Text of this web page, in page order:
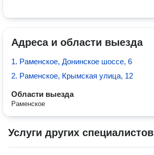
Адреса и области выезда
1. Раменское, Донинское шоссе, 6
2. Раменское, Крымская улица, 12
Области выезда
Раменское
Услуги других специалистов